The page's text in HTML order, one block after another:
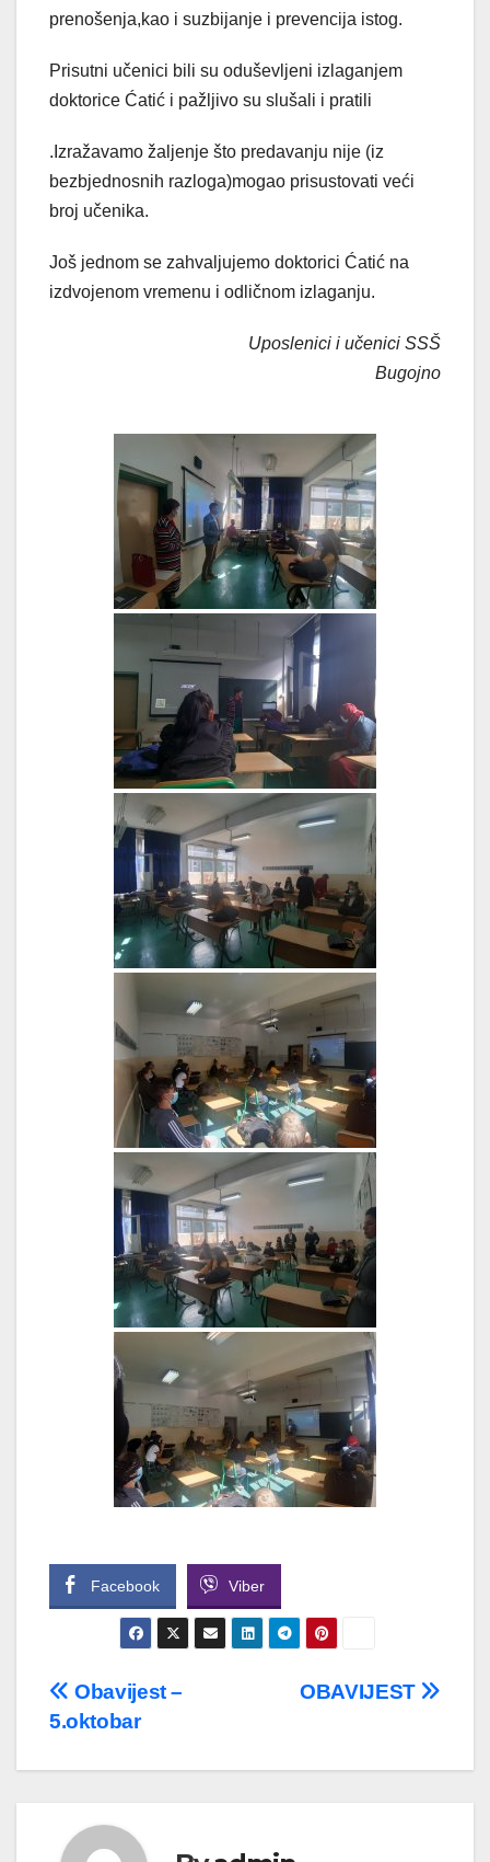
prenošenja,kao i suzbijanje i prevencija istog.
Prisutni učenici bili su oduševljeni izlaganjem
doktorice Ćatić i pažljivo su slušali i pratili
.Izražavamo žaljenje što predavanju nije (iz
bezbjednosnih razloga)mogao prisustovati veći
broj učenika.
Još jednom se zahvaljujemo doktorici Ćatić na
izdvojenom vremenu i odličnom izlaganju.
Uposlenici i učenici SSŠ
Bugojno
Facebook Viber
Navigacija
OBAVIJEST
Obavijest –
5.oktobar